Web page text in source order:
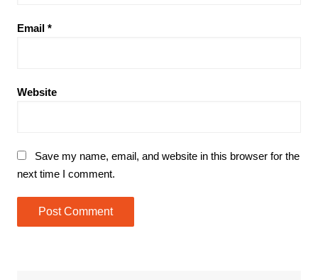
Email *
Website
Save my name, email, and website in this browser for the
next time I comment.